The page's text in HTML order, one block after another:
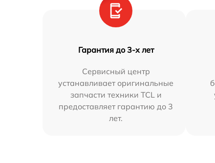
Гарантия до 3-х лет
Сервисный центр
устанавливает оригинальные
запчасти техники TCL и
предоставляет гарантию до 3
лет.